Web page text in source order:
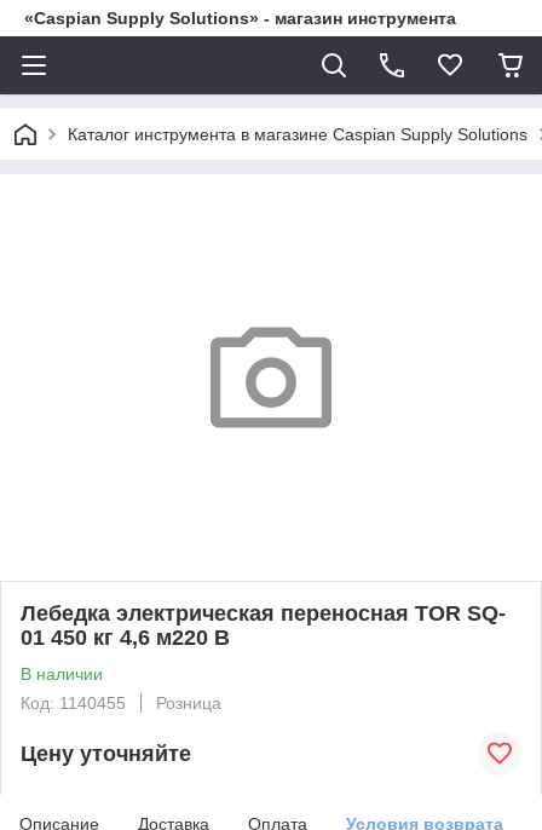
«Caspian Supply Solutions» - магазин инструмента
Каталог инструмента в магазине Caspian Supply Solutions
Лебедка электрическая переносная TOR SQ-
01 450 кг 4,6 м220 В
В наличии
Код: 1140455
Розница
Цену уточняйте
Описание Доставка Оплата Условия возврата